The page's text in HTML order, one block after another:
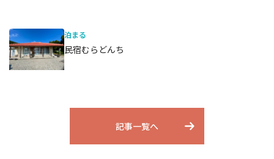
泊まる
民宿むらどんち
記事一覧へ